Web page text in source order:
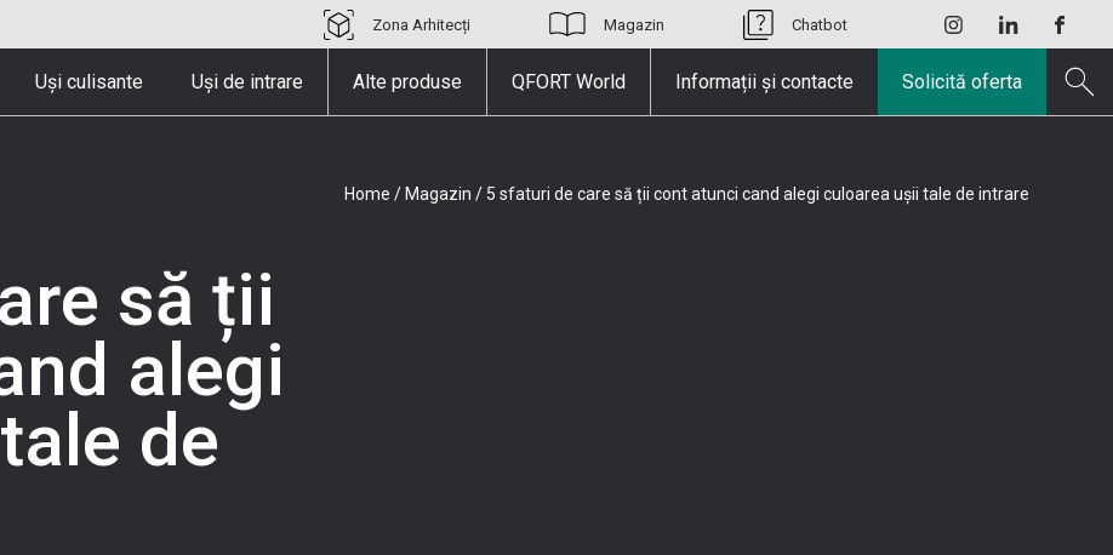
Zona Arhitecți Magazin Chatbot
Uși culisante Uși de intrare Alte produse QFORT World Informații și contacte Solicită oferta
Home / Magazin / 5 sfaturi de care să ții cont atunci cand alegi culoarea ușii tale de intrare
să ții
alegi
de